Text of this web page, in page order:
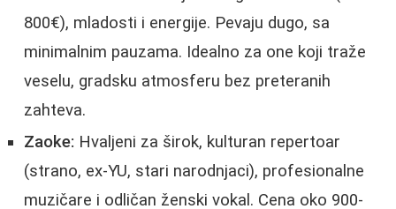
800€), mladosti i energije. Pevaju dugo, sa
minimalnim pauzama. Idealno za one koji traže
veselu, gradsku atmosferu bez preteranih
zahteva.
Zaoke: Hvaljeni za širok, kulturan repertoar
(strano, ex-YU, stari narodnjaci), profesionalne
muzičare i odličan ženski vokal. Cena oko 900-